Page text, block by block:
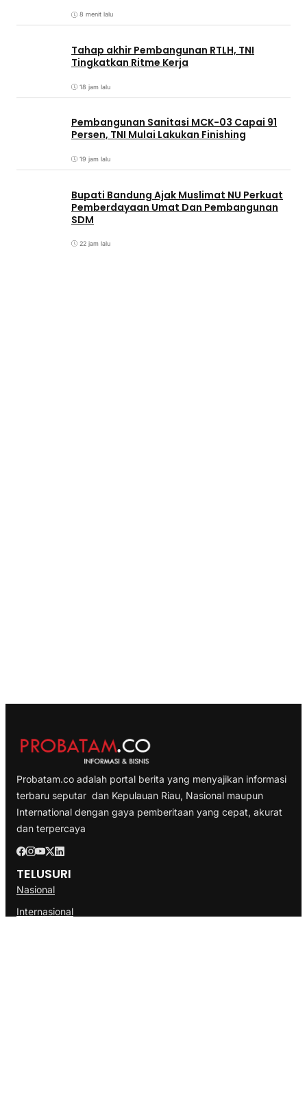
8 menit lalu
Tahap akhir Pembangunan RTLH, TNI
Tingkatkan Ritme Kerja
18 jam lalu
Pembangunan Sanitasi MCK-03 Capai 91
Persen, TNI Mulai Lakukan Finishing
19 jam lalu
Bupati Bandung Ajak Muslimat NU Perkuat
Pemberdayaan Umat Dan Pembangunan
SDM
22 jam lalu
Probatam.co adalah portal berita yang menyajikan informasi
terbaru seputar dan Kepulauan Riau, Nasional maupun
International dengan gaya pemberitaan yang cepat, akurat
dan terpercaya
TELUSURI
Nasional
Internasional